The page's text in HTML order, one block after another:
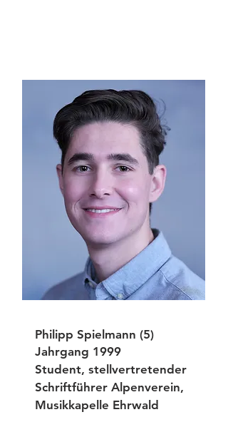
Philipp Spielmann (5)
Jahrgang 1999
Student, stellvertretender
Schriftführer Alpenverein,
Musikkapelle Ehrwald